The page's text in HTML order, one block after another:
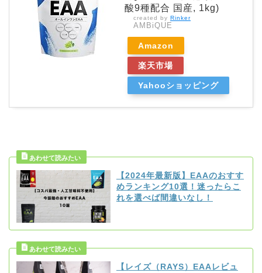
酸9種配合 国産, 1kg)
created by Rinker
AMBiQUE
Amazon
楽天市場
Yahooショッピング
【2024年最新版】EAAのおすす
めランキング10選！迷ったらこ
れを選べば間違いなし！
【レイズ（RAYS）EAAレビュ